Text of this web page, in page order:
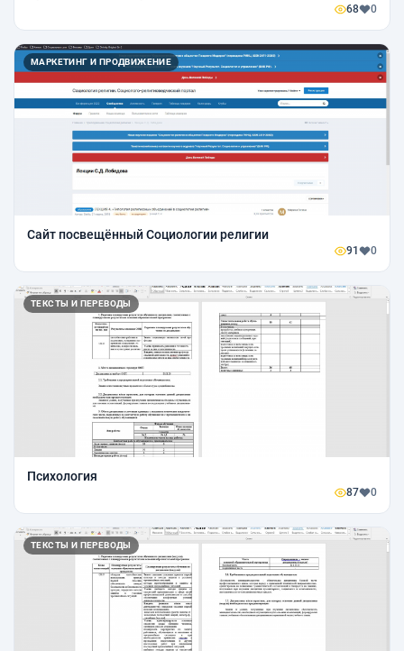
68 0
МАРКЕТИНГ И ПРОДВИЖЕНИЕ
Сайт посвещённый Социологии религии
91 0
ТЕКСТЫ И ПЕРЕВОДЫ
Психология
87 0
ТЕКСТЫ И ПЕРЕВОДЫ